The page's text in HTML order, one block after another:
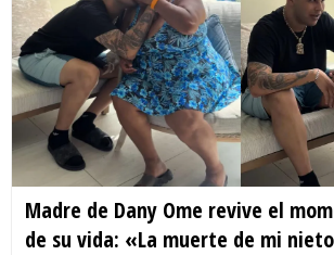
Madre de Dany Ome revive el
de su vida: «La muerte de mi